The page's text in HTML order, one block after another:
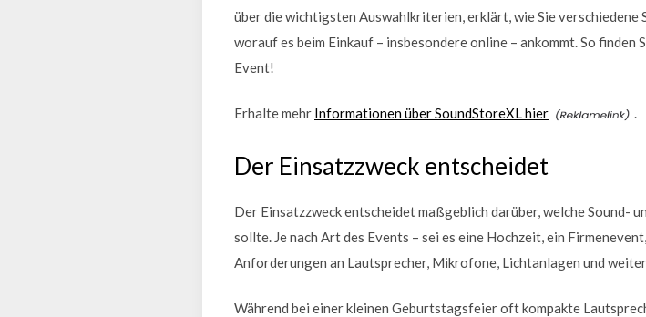
über die wichtigsten Auswahlkriterien, erklärt, wie Sie verschiedene
worauf es beim Einkauf – insbesondere online – ankommt. So
Event!
Erhalte mehr Informationen über SoundStoreXL hier .
Der Einsatzzweck entscheidet
Der Einsatzzweck entscheidet maßgeblich darüber, welche Sound-
sollte. Je nach Art des Events – sei es eine Hochzeit, ein
Anforderungen an Lautsprecher, Mikrofone, Lichtanlagen und
Während bei einer kleinen Geburtstagsfeier oft kompakte